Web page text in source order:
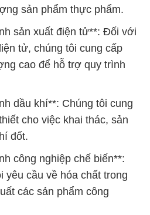
sản phẩm thực phẩm.
sản xuất điện tử**: Đối với
tử, chúng tôi cung cấp
cao để hỗ trợ quy trình
dầu khí**: Chúng tôi cung
cho việc khai thác, sản
đốt.
công nghiệp chế biến**:
yêu cầu về hóa chất trong
các sản phẩm công